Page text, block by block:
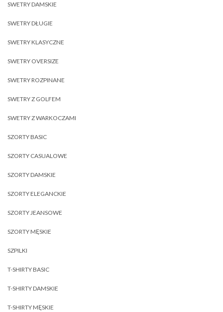
SWETRY DAMSKIE
SWETRY DŁUGIE
SWETRY KLASYCZNE
SWETRY OVERSIZE
SWETRY ROZPINANE
SWETRY Z GOLFEM
SWETRY Z WARKOCZAMI
SZORTY BASIC
SZORTY CASUALOWE
SZORTY DAMSKIE
SZORTY ELEGANCKIE
SZORTY JEANSOWE
SZORTY MĘSKIE
SZPILKI
T-SHIRTY BASIC
T-SHIRTY DAMSKIE
T-SHIRTY MĘSKIE